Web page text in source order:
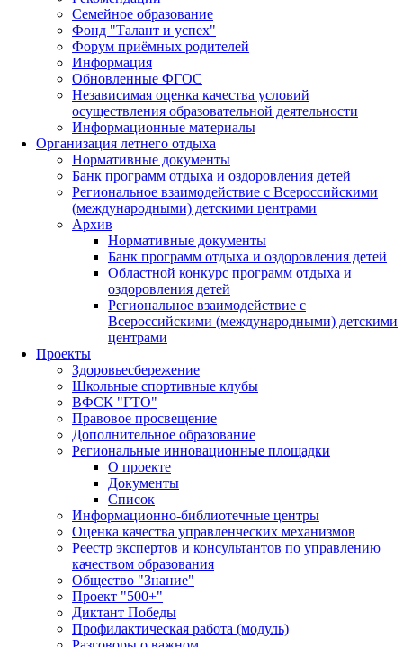
Семейное образование
Фонд "Талант и успех"
Форум приёмных родителей
Информация
Обновленные ФГОС
Независимая оценка качества условий
осуществления образовательной деятельности
Информационные материалы
Организация летнего отдыха
Нормативные документы
Банк программ отдыха и оздоровления детей
Региональное взаимодействие с Всероссийскими
(международными) детскими центрами
Архив
Нормативные документы
Банк программ отдыха и оздоровления детей
Областной конкурс программ отдыха и
оздоровления детей
Региональное взаимодействие с
Всероссийскими (международными) детскими
центрами
Проекты
Здоровьесбережение
Школьные спортивные клубы
ВФСК "ГТО"
Правовое просвещение
Дополнительное образование
Региональные инновационные площадки
О проекте
Документы
Список
Информационно-библиотечные центры
Оценка качества управленческих механизмов
Реестр экспертов и консультантов по управлению
качеством образования
Общество "Знание"
Проект "500+"
Диктант Победы
Профилактическая работа (модуль)